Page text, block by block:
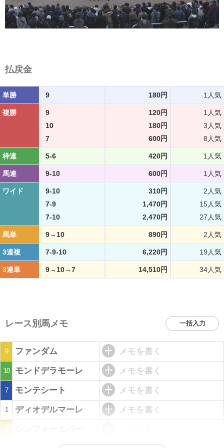
払戻金
単勝 9 180円 1人気
複勝 9 120円
1人気
10
180円
3人気
7
600円 8人気
枠連 5-6 420円 1人気
馬連 9-10 600円 1人気
ワイド 9-10 310円
2人気
7-9
1,470円
15人気
7-10
2,470円 27人気
馬単 9→10 890円 2人気
3連複 7-9-10 6,220円 19人気
3連単 9→10→7 14,510円 34人気
レース別馬メモ 一括入力
9 ファンダム メモを書く
10 モンドデラモーレ メモを書く
7 モンテシート メモを書く
1 ディオデルマーレ メモを書く